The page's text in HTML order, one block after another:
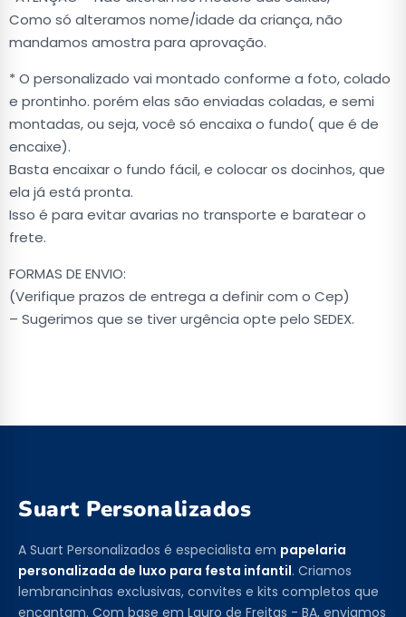
Como só alteramos nome/idade da criança, não
mandamos amostra para aprovação.
* O personalizado vai montado conforme a foto, colado
e prontinho. porém elas são enviadas coladas, e semi
montadas, ou seja, você só encaixa o fundo( que é de
encaixe).
Basta encaixar o fundo fácil, e colocar os docinhos, que
ela já está pronta.
Isso é para evitar avarias no transporte e baratear o
frete.
FORMAS DE ENVIO:
(Verifique prazos de entrega a definir com o Cep)
– Sugerimos que se tiver urgência opte pelo SEDEX.
Suart Personalizados
A Suart Personalizados é especialista em papelaria
personalizada de luxo para festa infantil. Criamos
lembrancinhas exclusivas, convites e kits completos que
encantam. Com base em Lauro de Freitas - BA, enviamos